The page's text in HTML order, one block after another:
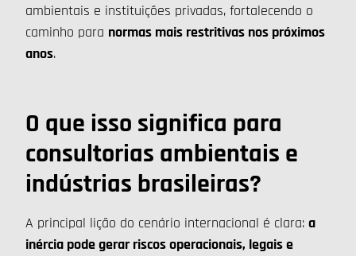
ambientais e instituições privadas, fortalecendo o
caminho para normas mais restritivas nos próximos
anos.
O que isso significa para
consultorias ambientais e
indústrias brasileiras?
A principal lição do cenário internacional é clara:a
inércia pode gerar riscos operacionais, legais e